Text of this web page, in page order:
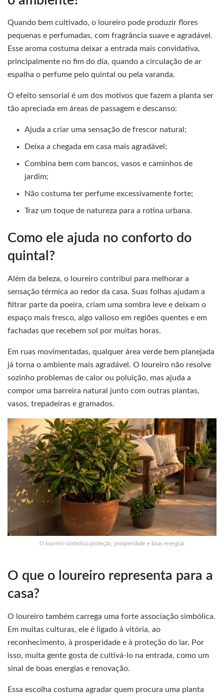
Quando bem cultivado, o loureiro pode produzir flores
pequenas e perfumadas, com fragrância suave e agradável.
Esse aroma costuma deixar a entrada mais convidativa,
principalmente no fim do dia, quando a circulação de ar
espalha o perfume pelo quintal ou pela varanda.
O efeito sensorial é um dos motivos que fazem a planta ser
tão apreciada em áreas de passagem e descanso:
Ajuda a criar uma sensação de frescor natural;
Deixa a chegada em casa mais agradável;
Combina bem com bancos, vasos e caminhos de
jardim;
Não costuma ter perfume excessivamente forte;
Traz um toque de natureza para a rotina urbana.
Como ele ajuda no conforto do
quintal?
Além da beleza, o loureiro contribui para melhorar a
sensação térmica ao redor da casa. Suas folhas ajudam a
filtrar parte da poeira, criam uma sombra leve e deixam o
espaço mais fresco, algo valioso em regiões quentes e em
fachadas que recebem sol por muitas horas.
Em ruas movimentadas, qualquer área verde bem planejada
já torna o ambiente mais agradável. O loureiro não resolve
sozinho problemas de calor ou poluição, mas ajuda a
compor uma barreira natural junto com outras plantas,
vasos, trepadeiras e gramados.
O loureiro simboliza proteção, prosperidade e boas energias
O que o loureiro representa para a
casa?
O loureiro também carrega uma forte associação simbólica.
Em muitas culturas, ele é ligado à vitória, ao
reconhecimento, à prosperidade e à proteção do lar. Por
isso, muita gente gosta de cultivá-lo na entrada, como um
sinal de boas energias e renovação.
Essa escolha costuma agradar quem procura uma planta